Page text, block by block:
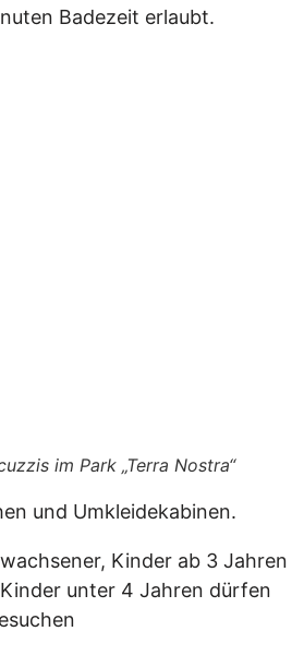
Badezeit erlaubt.
im Park „Terra Nostra“
und Umkleidekabinen.
Kinder ab 3 Jahren
unter 4 Jahren dürfen